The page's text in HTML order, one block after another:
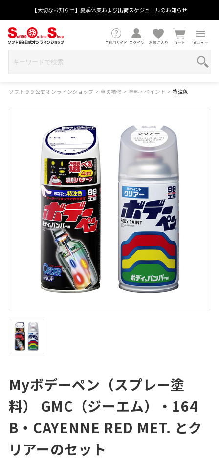
【大切なお知らせ】夏季休業および出荷スケジュールのお知らせ
ソフト９９公式オンラインショップ > 車の補修 > 塗料・ペイント > 特注色
Myボデーペン（スプレー塗
料） GMC（ジーエム）・164
B・CAYENNE RED MET. とク
リアーのセット